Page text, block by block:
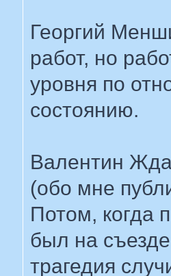
Георгий
работ, но
уровня по
состоянию.
Валентин
(обо мне
Потом, когда
был на
трагедия